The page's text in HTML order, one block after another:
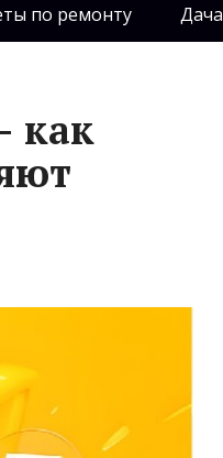
по ремонту Дача
как